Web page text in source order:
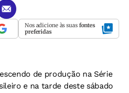
Nos adicione às suas fontes
preferidas
de produção na Série
e na tarde deste sábado